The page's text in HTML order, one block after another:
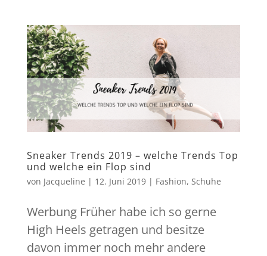
Sneaker Trends 2019 – welche Trends Top
und welche ein Flop sind
von Jacqueline | 12. Juni 2019| Fashion, Schuhe
Werbung Früher habe ich so gerne
High Heels getragen und besitze
davon immer noch mehr andere